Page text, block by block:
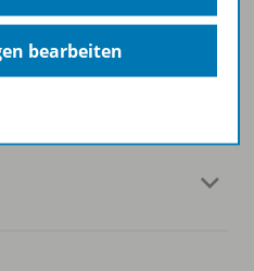
bearbeiten